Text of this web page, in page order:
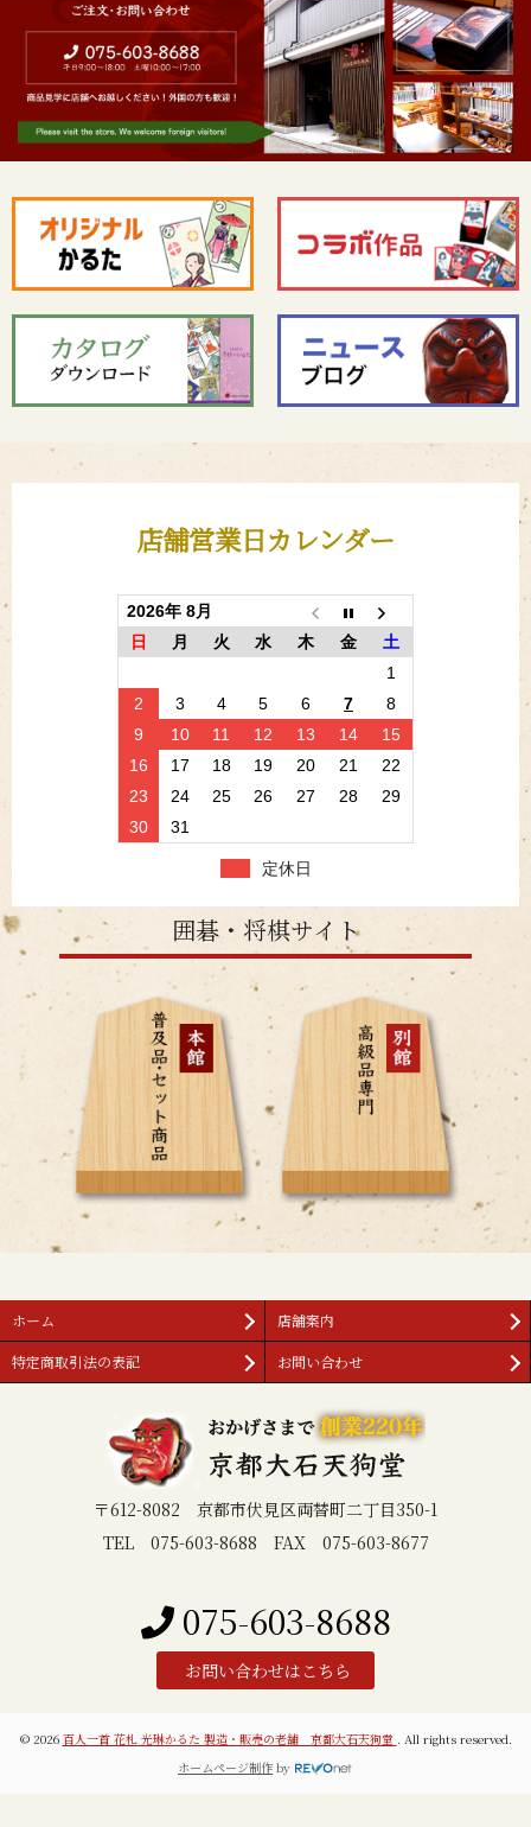
店舗営業日カレンダー
2026年 8月
日
月 火 水 木 金
土
1
2
3 4 5 6 7
8
9
10 11 12 13 14
15
16
17 18 19 20 21
22
23
24 25 26 27 28
29
30
31
定休日
囲碁・将棋サイト
ホーム 店舗案内
特定商取引法の表記 お問い合わせ
〒612-8082 京都市伏見区両替町二丁目350-1
TEL 075-603-8688 FAX 075-603-8677
075-603-8688
お問い合わせはこちら
© 2026 百人一首 花札 光琳かるた 製造・販売の老舗 京都大石天狗堂
. All rights reserved.
ホームページ制作 by